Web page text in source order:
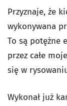
Przyznaje, że
wykonywana
To są potężne
przez całe
się w
Wykonał już